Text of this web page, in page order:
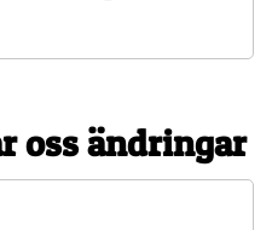
oss ändringar